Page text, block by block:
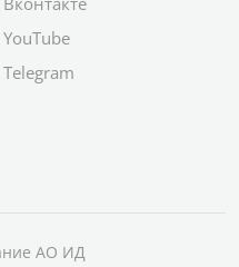
YouTube
Telegram
АО ИД